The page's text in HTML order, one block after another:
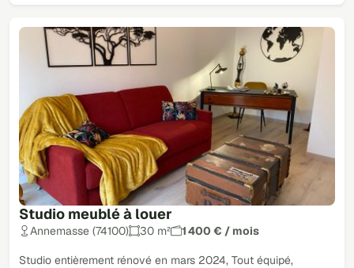
Studio meublé à louer
Annemasse (74100) 30 m² 1 400 € / mois
Studio entièrement rénové en mars 2024, Tout équipé,